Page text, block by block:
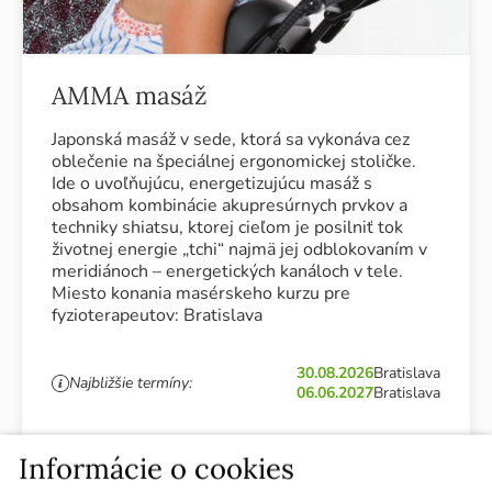
AMMA masáž
Japonská masáž v sede, ktorá sa vykonáva cez
oblečenie na špeciálnej ergonomickej stoličke.
Ide o uvoľňujúcu, energetizujúcu masáž s
obsahom kombinácie akupresúrnych prvkov a
techniky shiatsu, ktorej cieľom je posilniť tok
životnej energie „tchi“ najmä jej odblokovaním v
meridiánoch – energetických kanáloch v tele.
Miesto konania masérskeho kurzu pre
fyzioterapeutov: Bratislava
Najbližšie termíny: 30.08.2026Bratislava
06.06.2027Bratislava
Informácie o cookies